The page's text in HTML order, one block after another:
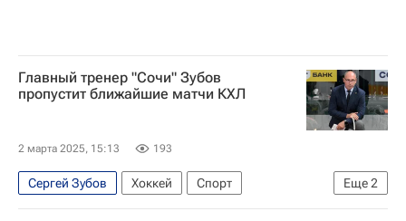
Главный тренер "Сочи" Зубов
пропустит ближайшие матчи КХЛ
2 марта 2025, 15:13 193
Еще2
Сергей Зубов Хоккей
Спорт
КХЛ 2025-2026
ХК Сочи